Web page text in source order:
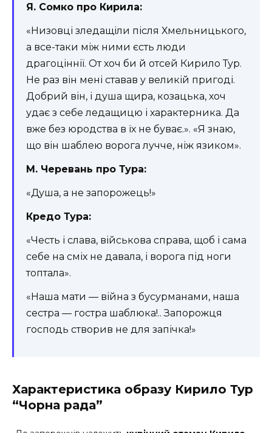
Я. Сомко про Кирила:
«Низовці зледащіли після Хмельницького,
а все-таки між ними єсть люди
драгоціннії. От хоч би й отсей Кирило Тур.
Не раз він мені ставав у великій пригоді.
Добрий він, і душа щира, козацька, хоч
удає з себе ледащицю і характерника. Да
вже без юродства в їх не буває.». «Я знаю,
що він шаблею ворога лучче, ніж язиком».
М. Черевань про Тура:
«Душа, а не запорожець!»
Кредо Тура:
«Честь і слава, військова справа, щоб і сама
себе на сміх не давала, і ворога під ноги
топтала».
«Наша мати — війна з бусурманами, наша
сестра — гостра шаблюка!.. Запорожця
господь створив не для запічка!»
Характеристика образу Кирило Тур
“Чорна рада”